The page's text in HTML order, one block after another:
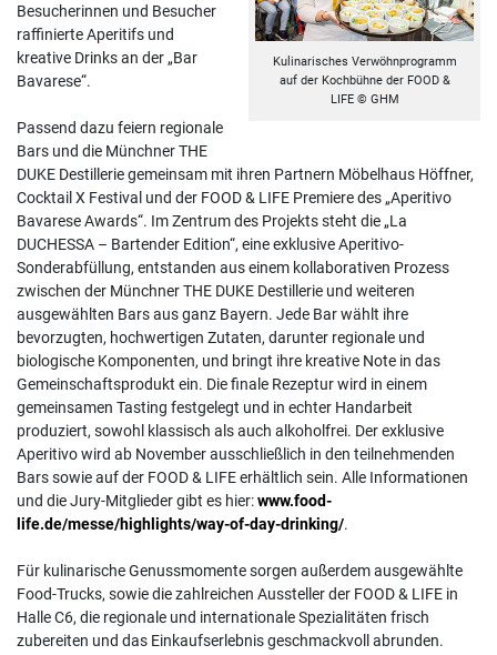
Kulinarisches Verwöhnprogramm
auf der Kochbühne der FOOD &
LIFE © GHM
Besucherinnen und Besucher
raffinierte Aperitifs und
kreative Drinks an der „Bar
Bavarese“.
Passend dazu feiern regionale
Bars und die Münchner THE
DUKE Destillerie gemeinsam mit ihren Partnern Möbelhaus Höffner,
Cocktail X Festival und der FOOD & LIFE Premiere des „Aperitivo
Bavarese Awards“. Im Zentrum des Projekts steht die „La
DUCHESSA – Bartender Edition“, eine exklusive Aperitivo-
Sonderabfüllung, entstanden aus einem kollaborativen Prozess
zwischen der Münchner THE DUKE Destillerie und weiteren
ausgewählten Bars aus ganz Bayern. Jede Bar wählt ihre
bevorzugten, hochwertigen Zutaten, darunter regionale und
biologische Komponenten, und bringt ihre kreative Note in das
Gemeinschaftsprodukt ein. Die finale Rezeptur wird in einem
gemeinsamen Tasting festgelegt und in echter Handarbeit
produziert, sowohl klassisch als auch alkoholfrei. Der exklusive
Aperitivo wird ab November ausschließlich in den teilnehmenden
Bars sowie auf der FOOD & LIFE erhältlich sein. Alle Informationen
und die Jury-Mitglieder gibt es hier:www.food-
life.de/messe/highlights/way-of-day-drinking/.
Für kulinarische Genussmomente sorgen außerdem ausgewählte
Food-Trucks, sowie die zahlreichen Aussteller der FOOD & LIFE in
Halle C6, die regionale und internationale Spezialitäten frisch
zubereiten und das Einkaufserlebnis geschmackvoll abrunden.